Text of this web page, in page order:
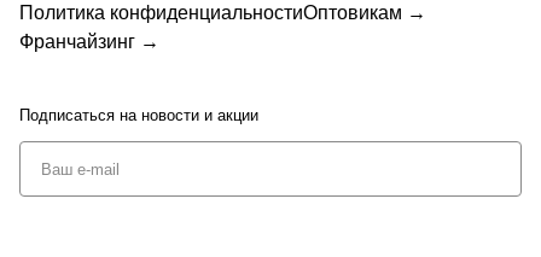
Политика конфиденциальностиОптовикам →
Франчайзинг →
Подписаться на новости и акции